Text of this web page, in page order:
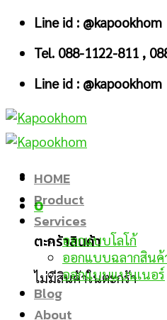
Skip
content
Line id : @kapookhom
Tel. 088-1122-811 ,
Line id : @kapookhom
0
ตะกร้าสินค้า
ไม่มีสินค้าในตะกร้า
HOME
Product
Services
ออกแบบโลโก้
ออกแบบฉลากสินค้
ออกแบบแบนเนอร์
Blog
About